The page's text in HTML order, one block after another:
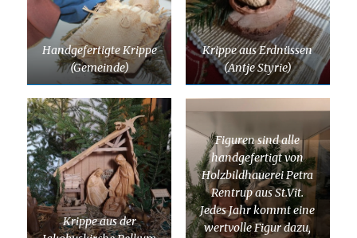
Handgefertigte Krippe
(Gemeinde)
Krippe aus Erdnüssen
(Antje Styrie)
Krippe aus der
Figuren sind alle
handgefertigt von
Holzbildhauerei Petra
Rentrup aus St.Vit.
Jedes Jahr kommt eine
wertvolle Figur dazu,